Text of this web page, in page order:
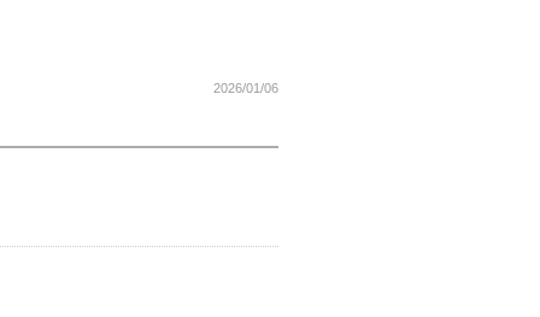
2026/01/06